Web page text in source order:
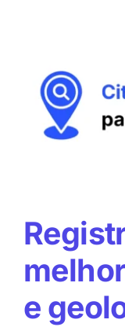
ideia
e